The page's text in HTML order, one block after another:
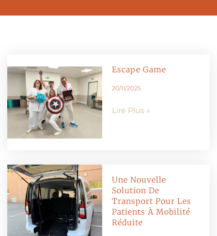
Escape Game
20/11/2025
Lire Plus »
Une Nouvelle
Solution De
Transport Pour Les
Patients À Mobilité
Réduite